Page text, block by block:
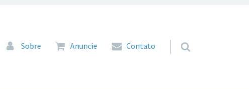
Pular para o conteúdo
Sobre Anuncie Contato